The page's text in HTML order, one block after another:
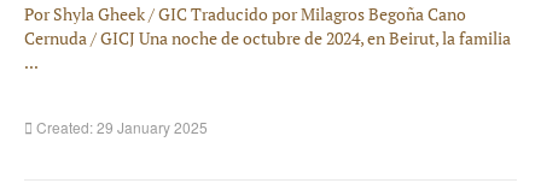
Por Shyla Gheek / GIC Traducido por Milagros Begoña Cano
Cernuda / GICJ Una noche de octubre de 2024, en Beirut, la familia
...
Created: 29 January 2025